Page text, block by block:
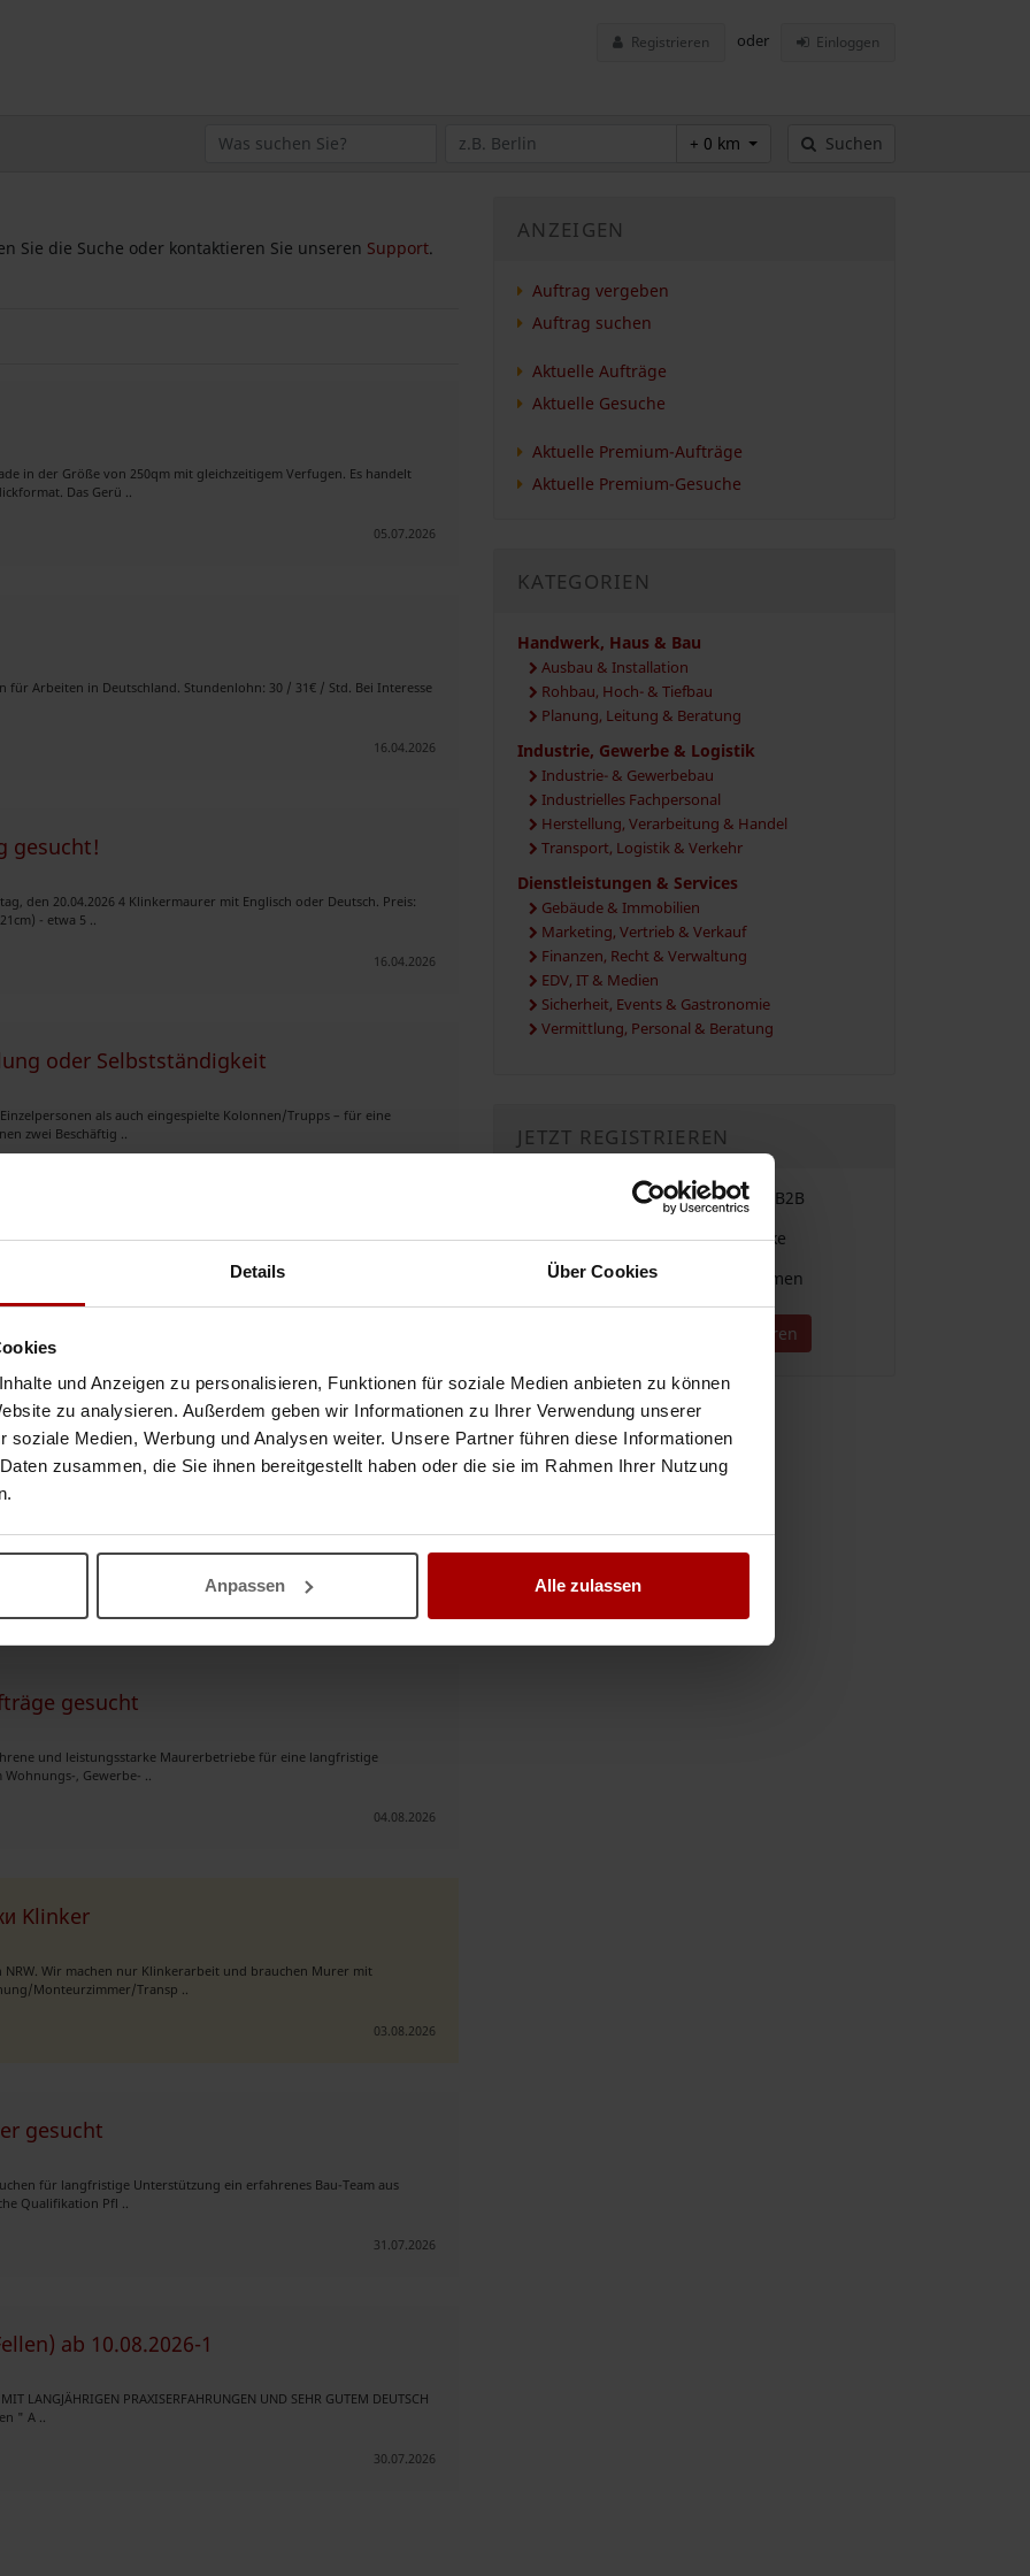
Details Über Cookies
und Anzeigen zu personalisieren, Funktionen für soziale Medien anbieten zu können
zu analysieren. Außerdem geben wir Informationen zu Ihrer Verwendung unserer
soziale Medien, Werbung und Analysen weiter. Unsere Partner führen diese Informationen
zusammen, die Sie ihnen bereitgestellt haben oder die sie im Rahmen Ihrer Nutzung
Anpassen Alle zulassen
Registrieren oder Einloggen
+ 0 km Suchen
Sie die Suche oder kontaktieren Sie unseren Support.
in der Größe von 250qm mit gleichzeitigem Verfugen. Es handelt
Das Gerü ..
05.07.2026
für Arbeiten in Deutschland. Stundenlohn: 30 / 31€ / Std. Bei Interesse
16.04.2026
gesucht!
den 20.04.2026 4 Klinkermaurer mit Englisch oder Deutsch. Preis:
- etwa 5 ..
16.04.2026
oder Selbstständigkeit
als auch eingespielte Kolonnen/Trupps – für eine
zwei Beschäftig ..
für die Erstellung eines 3 Familienhaus . Ausführung ab Herbst
06.08.2026
Maurer (Mauerer) Betonbauer Eisenflechter /
Unterkunft ..
gesucht
und leistungsstarke Maurerbetriebe für eine langfristige
, Gewerbe- ..
04.08.2026
Klinker
Wir machen nur Klinkerarbeit und brauchen Murer mit
Monteurzimmer/Transp ..
03.08.2026
gesucht
für langfristige Unterstützung ein erfahrenes Bau-Team aus
Qualifikation Pfl ..
31.07.2026
ab 10.08.2026-1
PRAXISERFAHRUNGEN UND SEHR GUTEM DEUTSCH
" A ..
30.07.2026
ANZEIGEN
Auftrag vergeben
Auftrag suchen
Aktuelle Aufträge
Aktuelle Gesuche
Aktuelle Premium-Aufträge
Aktuelle Premium-Gesuche
KATEGORIEN
Handwerk, Haus & Bau
Ausbau & Installation
Rohbau, Hoch- & Tiefbau
Planung, Leitung & Beratung
Industrie, Gewerbe & Logistik
Industrie- & Gewerbebau
Industrielles Fachpersonal
Herstellung, Verarbeitung & Handel
Transport, Logistik & Verkehr
Dienstleistungen & Services
Gebäude & Immobilien
Marketing, Vertrieb & Verkauf
Finanzen, Recht & Verwaltung
EDV, IT & Medien
Sicherheit, Events & Gastronomie
Vermittlung, Personal & Beratung
JETZT REGISTRIEREN
Einfache Vergabe & Suche im B2B
Für alle Branchen und Gewerke
Direkter Kontakt zu Unternehmen
Jetzt kostenlos registrieren